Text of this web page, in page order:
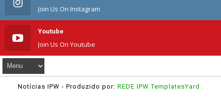
Join Us On Instagram
Youtube
Join Us On Youtube
Notícias IPW - Produzido por: REDE IPW TemplatesYard